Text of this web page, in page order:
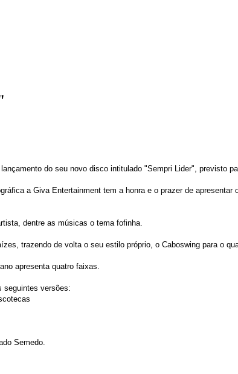
do seu novo disco intitulado "Sempri Lider", previsto
a Giva Entertainment tem a honra e o prazer de
dentre as músicas o tema fofinha.
trazendo de volta o seu estilo próprio, o Caboswing para o
apresenta quatro faixas.
seguintes versões:
Semedo.